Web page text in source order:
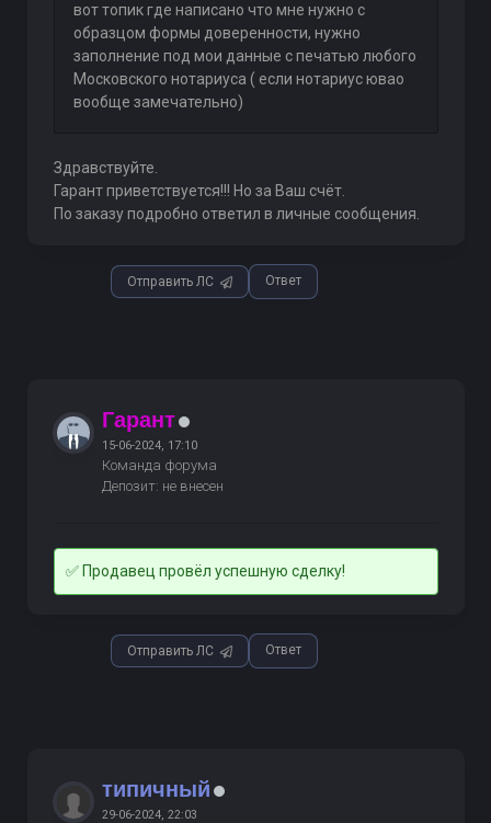
вот топик где написано что мне нужно с
образцом формы доверенности, нужно
заполнение под мои данные с печатью любого
Московского нотариуса ( если нотариус ювао
вообще замечательно)
Здравствуйте.
Гарант приветствуется!!! Но за Ваш счёт.
По заказу подробно ответил в личные сообщения.
Отправить ЛС Ответ
Гарант
15-06-2024, 17:10
Команда форума
Депозит: не внесен
✅ Продавец провёл успешную сделку!
Отправить ЛС Ответ
типичный
29-06-2024, 22:03